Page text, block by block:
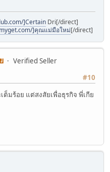
]Certain Dri[/direct]
]คุณแม่มือใหม่[/direct]
Verified Seller
#10
มร้อย แต่สงสัยเพื่อธุรกิจ พี่เกีย